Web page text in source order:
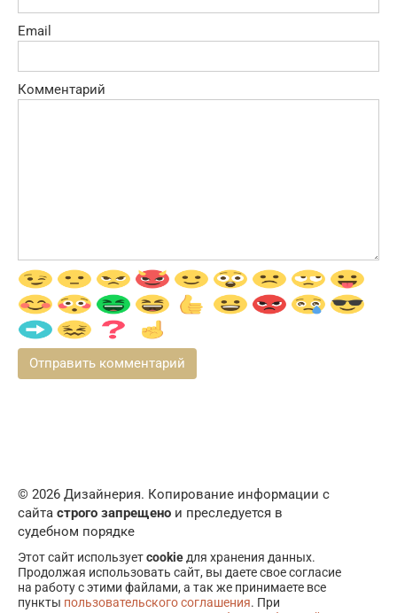
Email
Комментарий
© 2026 Дизайнерия. Копирование информации с
сайта строго запрещено и преследуется в
судебном порядке
Этот сайт используетcookie для хранения данных.
Продолжая использовать сайт, вы даете свое согласие
на работу с этими файлами, а так же принимаете все
пункты пользовательского соглашения. При